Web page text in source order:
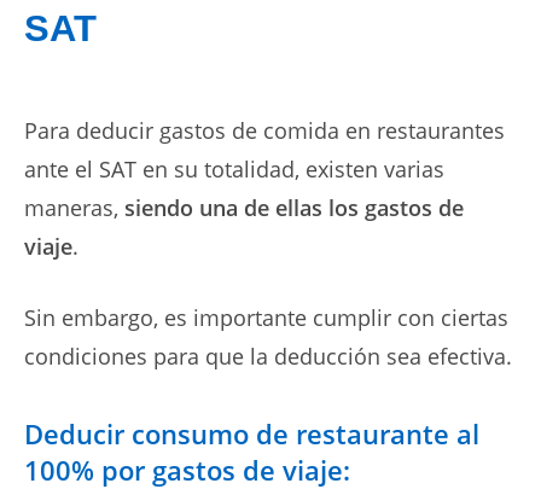
SAT
Para deducir gastos de comida en restaurantes
ante el SAT en su totalidad, existen varias
maneras, siendo una de ellas los gastos de
viaje.
Sin embargo, es importante cumplir con ciertas
condiciones para que la deducción sea efectiva.
Deducir consumo de restaurante al
100% por gastos de viaje: